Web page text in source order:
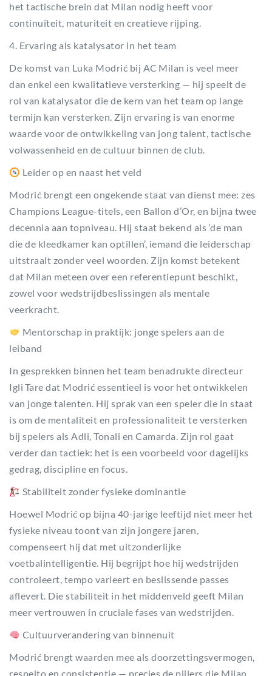
het tactische brein dat Milan nodig heeft voor
continuïteit, maturiteit en creatieve rijping.
4. Ervaring als katalysator in het team
De komst van Luka Modrić bij AC Milan is veel meer
dan enkel een kwalitatieve versterking — hij speelt de
rol van katalysator die de kern van het team op lange
termijn kan versterken. Zijn ervaring is van enorme
waarde voor de ontwikkeling van jong talent, tactische
volwassenheid en de cultuur binnen de club.
Leider op en naast het veld
Modrić brengt een ongekende staat van dienst mee: zes
Champions League-titels, een Ballon d’Or, en bijna twee
decennia aan topniveau. Hij staat bekend als ‘de man
die de kleedkamer kan optillen’, iemand die leiderschap
uitstraalt zonder veel woorden. Zijn komst betekent
dat Milan meteen over een referentiepunt beschikt,
zowel voor wedstrijdbeslissingen als mentale
veerkracht.
Mentorschap in praktijk: jonge spelers aan de
leiband
In gesprekken binnen het team benadrukte directeur
Igli Tare dat Modrić essentieel is voor het ontwikkelen
van jonge talenten. Hij sprak van een speler die in staat
is om de mentaliteit en professionaliteit te versterken
bij spelers als Adli, Tonali en Camarda. Zijn rol gaat
verder dan tactiek: het is een voorbeeld voor dagelijks
gedrag, discipline en focus.
Stabiliteit zonder fysieke dominantie
Hoewel Modrić op bijna 40-jarige leeftijd niet meer het
fysieke niveau toont van zijn jongere jaren,
compenseert hij dat met uitzonderlijke
voetbalintelligentie. Hij begrijpt hoe hij wedstrijden
controleert, tempo varieert en beslissende passes
aflevert. Die stabiliteit in het middenveld geeft Milan
meer vertrouwen in cruciale fases van wedstrijden.
Cultuurverandering van binnenuit
Modrić brengt waarden mee als doorzettingsvermogen,
respeito en consistentie — precies de pijlers die Milan